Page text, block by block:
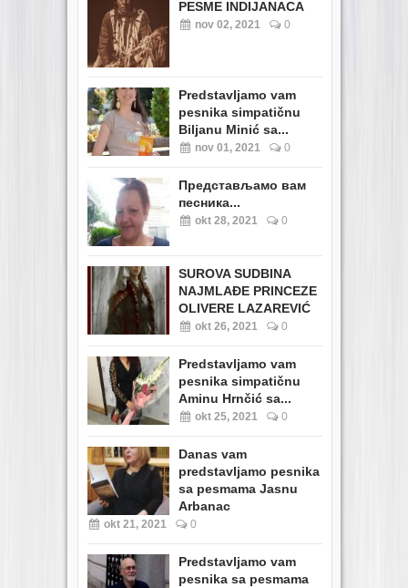
PESME INDIJANACA
nov 02, 2021 0
Predstavljamo vam
pesnika simpatičnu
Biljanu Minić sa...
nov 01, 2021 0
Представљамо вам
песника...
okt 28, 2021 0
SUROVA SUDBINA
NAJMLAĐE PRINCEZE
OLIVERE LAZAREVIĆ
okt 26, 2021 0
Predstavljamo vam
pesnika simpatičnu
Aminu Hrnčić sa...
okt 25, 2021 0
Danas vam
predstavljamo pesnika
sa pesmama Jasnu
Arbanac
okt 21, 2021 0
Predstavljamo vam
pesnika sa pesmama